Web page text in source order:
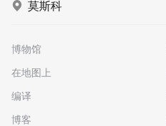
莫斯科
博物馆
在地图上
编译
博客